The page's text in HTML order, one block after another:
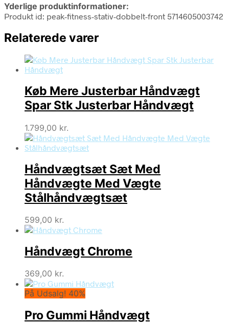
Yderlige produktinformationer:
Produkt id: peak-fitness-stativ-dobbelt-front 5714605003742
Relaterede varer
Køb Mere Justerbar Håndvægt
Spar Stk Justerbar Håndvægt
1.799,00 kr.
Håndvægtsæt Sæt Med
Håndvægte Med Vægte
Stålhåndvægtsæt
599,00 kr.
Håndvægt Chrome
369,00 kr.
På Udsalg! 40%
Pro Gummi Håndvægt